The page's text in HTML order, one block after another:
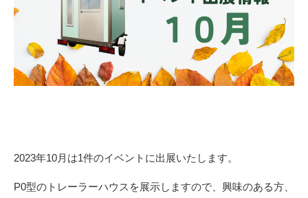
2023年10月は1件のイベントに出展いたします。
P0型のトレーラーハウスを展示しますので、興味のある方、